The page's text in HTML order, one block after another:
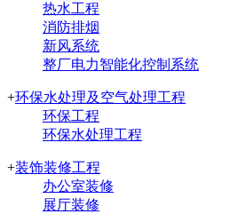
热水工程
消防排烟
新风系统
整厂电力智能化控制系统
+环保水处理及空气处理工程
环保工程
环保水处理工程
+装饰装修工程
办公室装修
展厅装修